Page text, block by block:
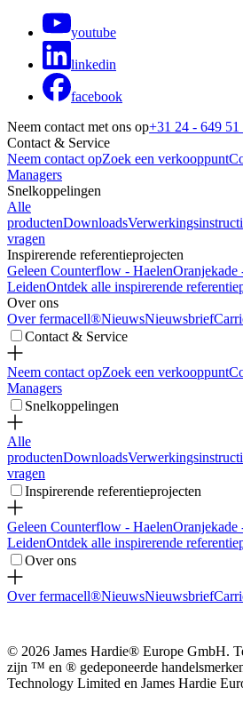
youtube
linkedin
facebook
Neem contact met ons op+31 24 - 649 51
Contact & Service
Neem contact opZoek een verkooppunt
Managers
Snelkoppelingen
Alle
productenDownloads
vragen
Inspirerende referentieprojecten
Geleen Counterflow - HaelenOranjekade
LeidenOntdek alle inspirerende
Over ons
Over fermacell®NieuwsNieuwsbrief
Contact & Service
Neem contact opZoek een verkooppunt
Managers
Snelkoppelingen
Alle
productenDownloads
vragen
Inspirerende referentieprojecten
Geleen Counterflow - HaelenOranjekade
LeidenOntdek alle inspirerende
Over ons
Over fermacell®NieuwsNieuwsbrief
© 2026 James Hardie® Europe GmbH.
zijn ™ en ® gedeponeerde
Technology Limited en James Hardie